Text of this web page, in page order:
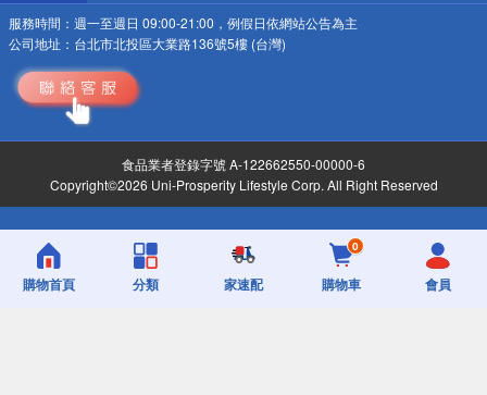
服務時間： 週一至週日 09:00-21:00，例假日依網站公告為主
公司地址： 台北市北投區大業路136號5樓 (台灣)
食品業者登錄字號 A-122662550-00000-6
Copyright©2026 Uni-Prosperity Lifestyle Corp. All Right Reserved
購物首頁 分類 家速配
0
購物車 會員